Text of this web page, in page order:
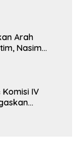
Arah
Nasim
Komisi IV